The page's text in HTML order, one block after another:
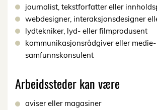
journalist, tekstforfatter eller
webdesigner, interaksjonsdesigner
lydtekniker, lyd- eller filmprodusent
kommunikasjonsrådgiver eller
samfunnskonsulent
Arbeidssteder kan være
aviser eller magasiner